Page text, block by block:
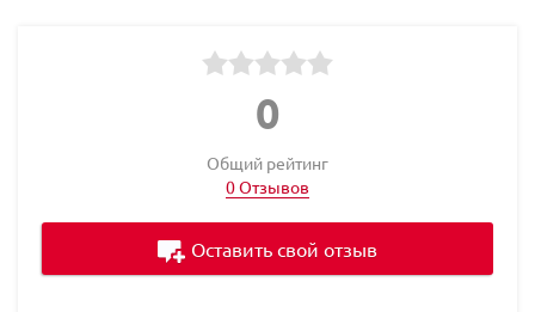
0
Общий рейтинг
0 Отзывов
Оставить свой отзыв